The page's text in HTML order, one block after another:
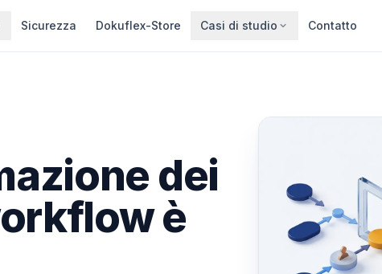
Sicurezza Dokuflex-Store Casi di studio Contatto
dei
è